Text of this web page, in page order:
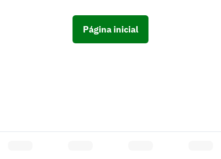
Página inicial